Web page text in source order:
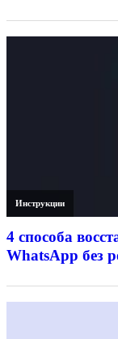
Инструкции
4 способа
WhatsApp без